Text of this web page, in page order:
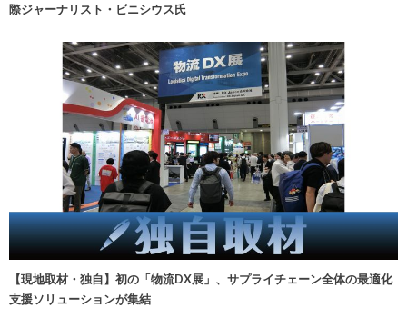
際ジャーナリスト・ビニシウス氏
【現地取材・独自】初の「物流DX展」、サプライチェーン全体の最適化
支援ソリューションが集結